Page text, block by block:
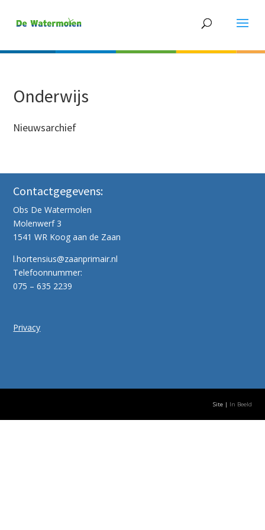
Onderwijs
Nieuwsarchief
Contactgegevens:
Obs De Watermolen
Molenwerf 3
1541 WR Koog aan de Zaan
l.hortensius@zaanprimair.nl
Telefoonnummer:
075 – 635 2239
Privacy
Site | In Beeld